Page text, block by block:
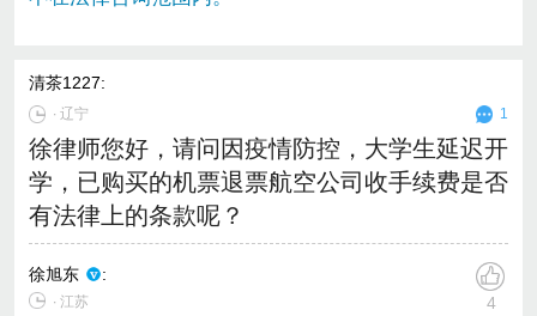
清茶1227:
∙辽宁 1
徐律师您好，请问因疫情防控，大学生延迟开
学，已购买的机票退票航空公司收手续费是否
有法律上的条款呢？
徐旭东 :
∙ 江苏 4